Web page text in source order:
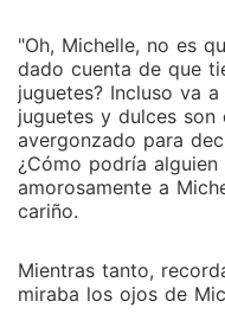
"Oh, Michelle, no es
dado cuenta de que
juguetes? Incluso va
juguetes y dulces son
avergonzado para
¿Cómo podría
amorosamente a
cariño.
Mientras tanto,
miraba los ojos de